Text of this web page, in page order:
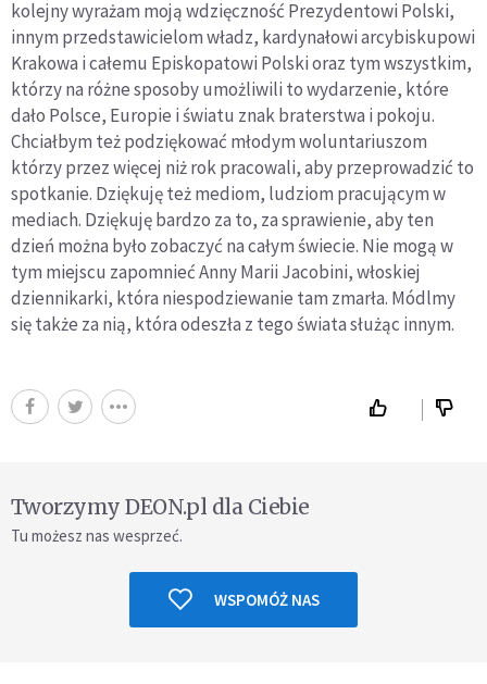
kolejny wyrażam moją wdzięczność Prezydentowi Polski,
innym przedstawicielom władz, kardynałowi arcybiskupowi
Krakowa i całemu Episkopatowi Polski oraz tym wszystkim,
którzy na różne sposoby umożliwili to wydarzenie, które
dało Polsce, Europie i światu znak braterstwa i pokoju.
Chciałbym też podziękować młodym woluntariuszom
którzy przez więcej niż rok pracowali, aby przeprowadzić to
spotkanie. Dziękuję też mediom, ludziom pracującym w
mediach. Dziękuję bardzo za to, za sprawienie, aby ten
dzień można było zobaczyć na całym świecie. Nie mogą w
tym miejscu zapomnieć Anny Marii Jacobini, włoskiej
dziennikarki, która niespodziewanie tam zmarła. Módlmy
się także za nią, która odeszła z tego świata służąc innym.
Tworzymy DEON.pl dla Ciebie
Tu możesz nas wesprzeć.
WSPOMÓŻ NAS